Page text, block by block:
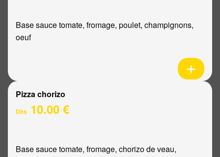
Base sauce tomate, fromage, poulet, champignons,
oeuf
Pizza chorizo
Dès 10.00 €
Base sauce tomate, fromage, chorizo de veau,